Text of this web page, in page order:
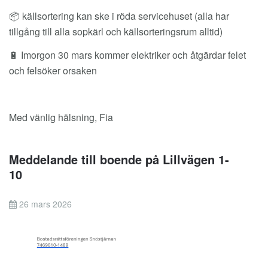
📦 källsortering kan ske i röda servicehuset (alla har
tillgång till alla sopkärl och källsorteringsrum alltid)
🔋 Imorgon 30 mars kommer elektriker och åtgärdar felet
och felsöker orsaken
Med vänlig hälsning, Fia
Meddelande till boende på Lillvägen 1-
10
26 mars 2026